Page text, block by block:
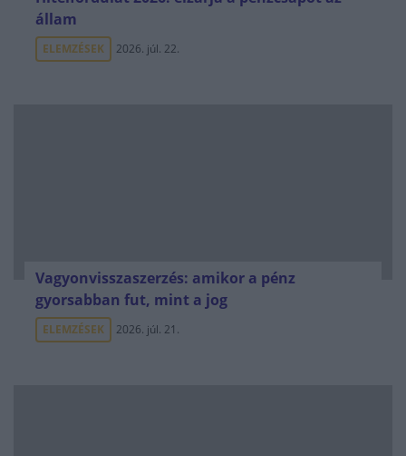
állam
ELEMZÉSEK 2026. júl. 22.
Vagyonvisszaszerzés: amikor a pénz
gyorsabban fut, mint a jog
ELEMZÉSEK 2026. júl. 21.